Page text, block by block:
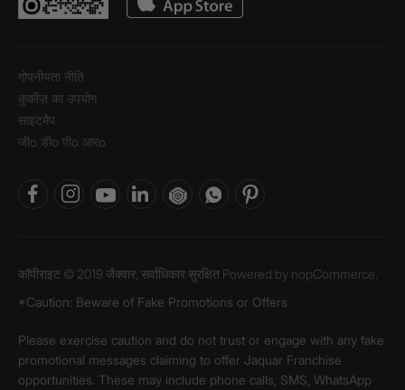
गोपनीयता नीति
कुकीज़ का उपयोग
साइटमैप
जीo डीo पीo आरo
कॉपीराइट © 2019 जैक्वार, सर्वाधिकार सुरक्षित Powered by nopCommerce.
*Caution: Beware of Fake Promotions or Offers
Please exercise caution and do not trust or engage with any fake
promotional messages claiming to offer Jaquar Franchise
opportunities. These may include phone calls, SMS, WhatsApp